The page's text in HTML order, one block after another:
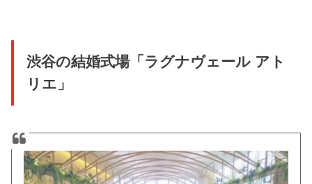
渋谷の結婚式場「ラグナヴェール アト
リエ」